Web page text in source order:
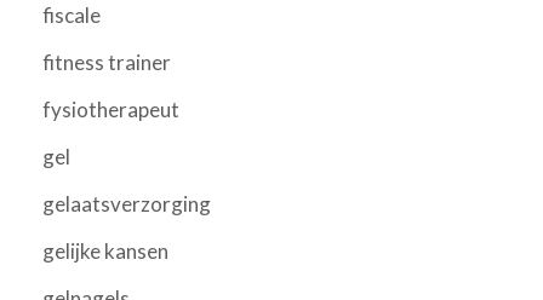
fiscale
fitness trainer
fysiotherapeut
gel
gelaatsverzorging
gelijke kansen